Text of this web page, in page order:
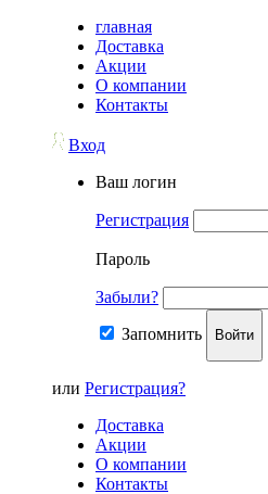
главная
Доставка
Акции
О компании
Контакты
Вход
Ваш логин
Регистрация
Пароль
Забыли?
Запомнить Войти
или Регистрация?
Доставка
Акции
О компании
Контакты